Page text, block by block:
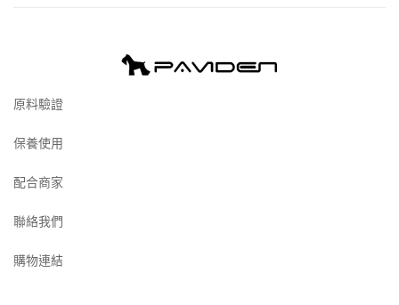
原料驗證
保養使用
配合商家
聯絡我們
購物連結